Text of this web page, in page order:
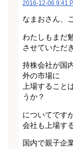
2016-12-06 9:41
なまおさん、
わたしもまだ
させていただ
持株会社が国
外の市場に
上場すること
うか？
についてです
会社も上場す
国内で親子企